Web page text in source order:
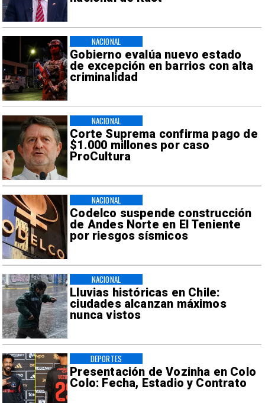
Gobierno evalúa nuevo estado
de excepción en barrios con alta
criminalidad
NACIONAL
Corte Suprema confirma pago de
$1.000 millones por caso
ProCultura
NACIONAL
Codelco suspende construcción
de Andes Norte en El Teniente
por riesgos sísmicos
NACIONAL
Lluvias históricas en Chile:
ciudades alcanzan máximos
nunca vistos
NACIONAL
Presentación de Vozinha en Colo
Colo: Fecha, Estadio y Contrato
DEPORTES